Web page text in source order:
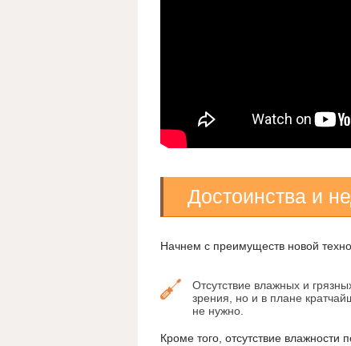
Достоинства и
Начнем с преимуществ новой
Отсутствие влажных и
зрения, но и в плане
не нужно.
Кроме того, отсутствие